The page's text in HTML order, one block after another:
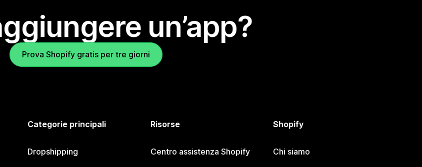
un’app?
Prova Shopify gratis per tre giorni
Categorie principali
Dropshipping
Risorse
Centro assistenza Shopify
Shopify
Chi siamo